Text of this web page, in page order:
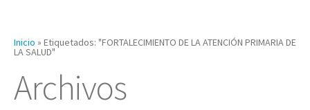
Inicio » Etiquetados: "FORTALECIMIENTO DE LA ATENCIÓN PRIMARIA DE
LA SALUD"
Archivos